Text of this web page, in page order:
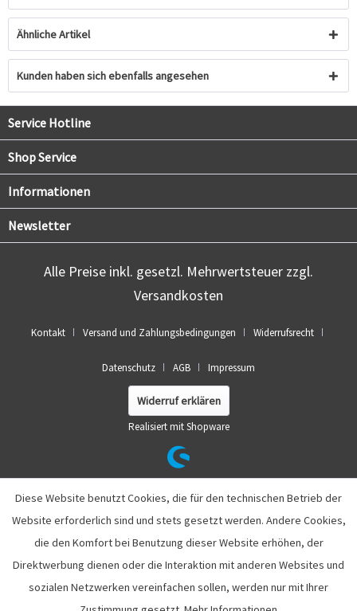
Ähnliche Artikel
Kunden haben sich ebenfalls angesehen
Service Hotline
Shop Service
Informationen
Newsletter
Alle Preise inkl. gesetzl. Mehrwertsteuer zzgl.
Versandkosten
Kontakt Versand und Zahlungsbedingungen Widerrufsrecht
Datenschutz AGB Impressum
Widerruf erklären
Realisiert mit Shopware
Diese Website benutzt Cookies, die für den technischen Betrieb der
Website erforderlich sind und stets gesetzt werden. Andere Cookies,
die den Komfort bei Benutzung dieser Website erhöhen, der
Direktwerbung dienen oder die Interaktion mit anderen Websites und
sozialen Netzwerken vereinfachen sollen, werden nur mit Ihrer